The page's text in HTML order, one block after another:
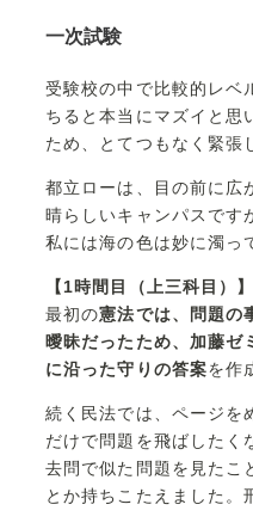
一次試験
受験校の中で比較的レベ
ちると本当にマズイと思
ため、とてつもなく緊張
都立ローは、目の前に広
晴らしいキャンパスです
私には海の色は妙に濁っ
【1時間目（上三科目）】
最初の憲法では、問題の
曖昧だったため、加藤ゼ
に沿った守りの答案を作
続く民法では、ページを
だけで問題を飛ばしたく
去問で似た問題を見たこ
とか持ちこたえました。